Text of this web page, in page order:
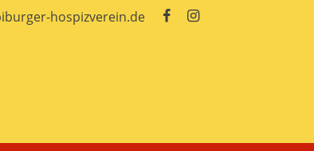
hospizverein.de  